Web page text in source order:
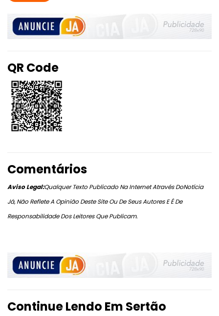
QR Code
Comentários
Aviso Legal:Qualquer Texto Publicado Na Internet Através DoNotícia
Já, Não Reflete A Opinião Deste Site Ou De Seus Autores E É De
Responsabilidade Dos Leitores Que Publicam.
Continue Lendo Em Sertão